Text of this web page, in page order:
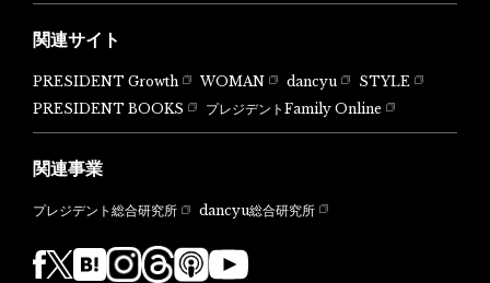
関連サイト
PRESIDENT Growth WOMAN dancyu
STYLE
PRESIDENT BOOKS
プレジデントFamily Online
関連事業
プレジデント総合研究所 dancyu総合研究所